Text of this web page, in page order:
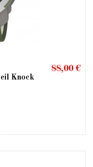
Knock
88,00 €